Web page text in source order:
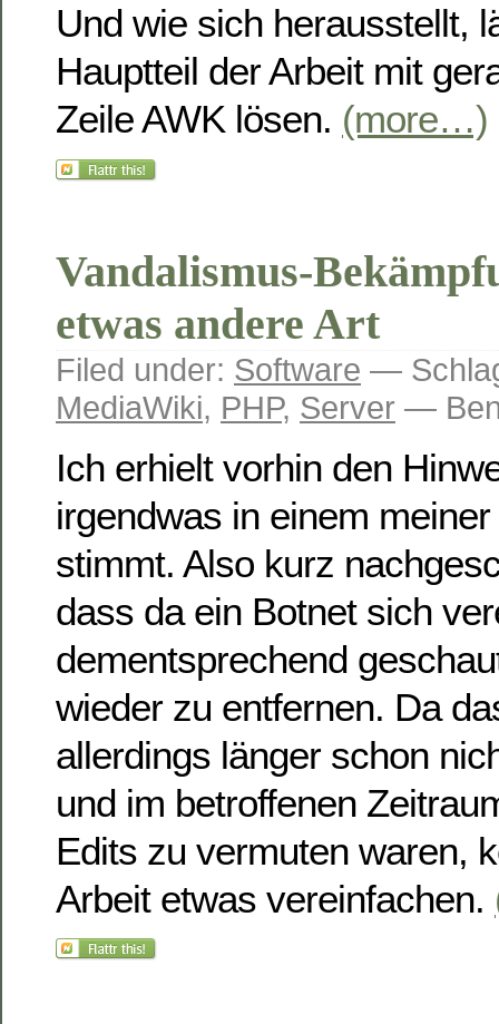
Und wie sich herausstellt,
Hauptteil der Arbeit mit
Zeile AWK lösen. (more…)
Vandalismus-
etwas andere Art
Filed under: Software —
MediaWiki, PHP, Server —
Ich erhielt vorhin den
irgendwas in einem
stimmt. Also kurz
dass da ein Botnet sich
dementsprechend
wieder zu entfernen. Da
allerdings länger schon
und im betroffenen
Edits zu vermuten waren,
Arbeit etwas vereinfachen.